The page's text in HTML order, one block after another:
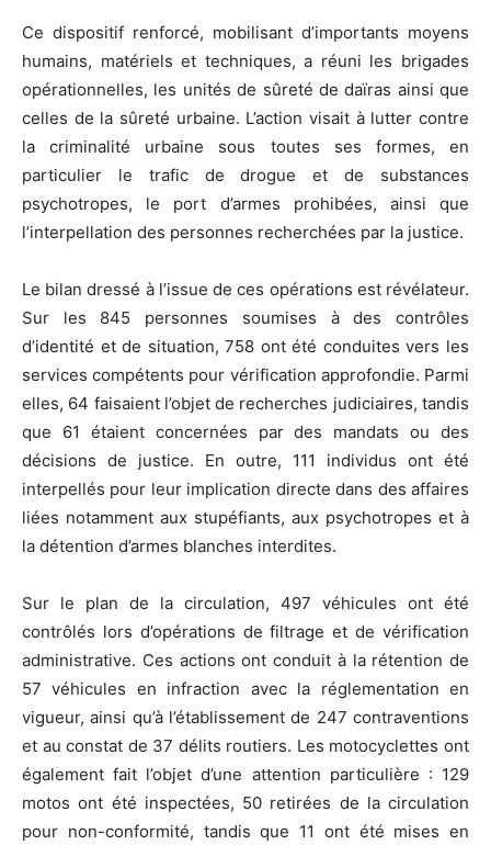
Ce dispositif renforcé, mobilisant d’importants moyens
humains, matériels et techniques, a réuni les brigades
opérationnelles, les unités de sûreté de daïras ainsi que
celles de la sûreté urbaine. L’action visait à lutter contre
la criminalité urbaine sous toutes ses formes, en
particulier le trafic de drogue et de substances
psychotropes, le port d’armes prohibées, ainsi que
l’interpellation des personnes recherchées par la justice.
Le bilan dressé à l’issue de ces opérations est révélateur.
Sur les 845 personnes soumises à des contrôles
d’identité et de situation, 758 ont été conduites vers les
services compétents pour vérification approfondie. Parmi
elles, 64 faisaient l’objet de recherches judiciaires, tandis
que 61 étaient concernées par des mandats ou des
décisions de justice. En outre, 111 individus ont été
interpellés pour leur implication directe dans des affaires
liées notamment aux stupéfiants, aux psychotropes et à
la détention d’armes blanches interdites.
Sur le plan de la circulation, 497 véhicules ont été
contrôlés lors d’opérations de filtrage et de vérification
administrative. Ces actions ont conduit à la rétention de
57 véhicules en infraction avec la réglementation en
vigueur, ainsi qu’à l’établissement de 247 contraventions
et au constat de 37 délits routiers. Les motocyclettes ont
également fait l’objet d’une attention particulière : 129
motos ont été inspectées, 50 retirées de la circulation
pour non-conformité, tandis que 11 ont été mises en